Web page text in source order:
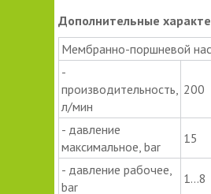
Дополнительные
Мембранно-поршневой
-
производительность,
л/мин
200
- давление
максимальное, bar
15
- давление рабочее,
bar
1…8